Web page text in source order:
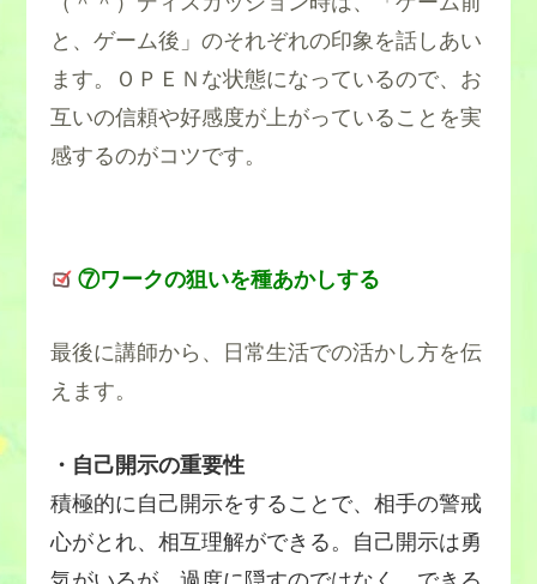
と、ゲーム後」のそれぞれの印象を話しあい
ます。ＯＰＥＮな状態になっているので、お
互いの信頼や好感度が上がっていることを実
感するのがコツです。
⑦ワークの狙いを種あかしする
最後に講師から、日常生活での活かし方を伝
えます。
・自己開示の重要性
積極的に自己開示をすることで、相手の警戒
心がとれ、相互理解ができる。自己開示は勇